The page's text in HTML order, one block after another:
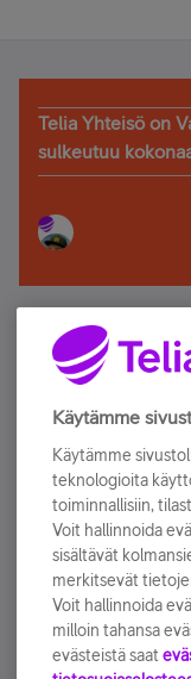
Telia Yhteisö on
sulkeutuu
Älä jää paitsi
Tilaa Telian
sähköpostiisi.
Tilaa nyt
Käytämme
Käytämme
teknologioita
toiminnallisiin,
Voit hallinnoida
sisältävät
merkitsevät
Voit hallinnoida
milloin tahansa
evästeistä saat